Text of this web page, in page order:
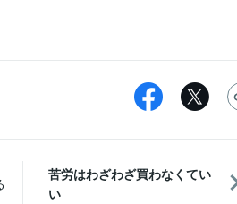
苦労はわざわざ買わなくてい
い